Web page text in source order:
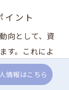
イント
向として、資
す。これによ
が整っていま
スキルアップ
情報はこちら